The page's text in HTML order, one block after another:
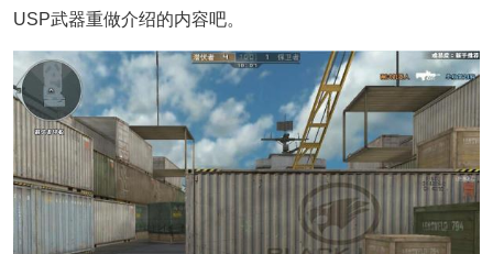
USP武器重做介绍的内容吧。